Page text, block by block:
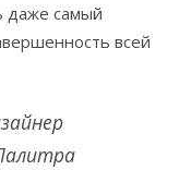
даже самый
всей